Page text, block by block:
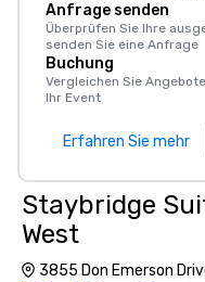
Anfrage senden
Überprüfen Sie Ihre
senden Sie eine Anfrage
Buchung
Vergleichen Sie
Ihr Event
Erfahren Sie mehr
Staybridge
West
3855 Don Emerson